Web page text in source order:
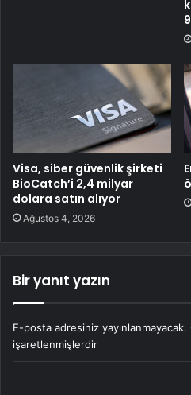
Visa, siber güvenlik şirketi
BioCatch’i 2,4 milyar
dolara satın alıyor
Ağustos 4, 2026
Bir yanıt yazın
E-posta adresiniz yayınlanmayacak.
işaretlenmişlerdir